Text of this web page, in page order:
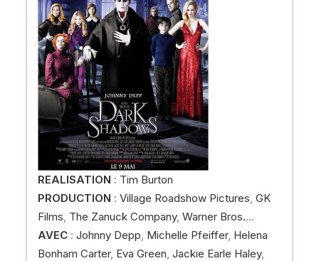
REALISATION : Tim Burton
PRODUCTION : Village Roadshow Pictures, GK
Films, The Zanuck Company, Warner Bros.…
AVEC : Johnny Depp, Michelle Pfeiffer, Helena
Bonham Carter, Eva Green, Jackie Earle Haley,